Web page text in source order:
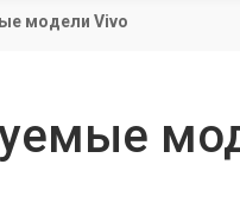
Y12
модели Vivo